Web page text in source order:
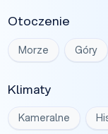
Otoczenie
Morze Góry
Klimaty
Kameralne